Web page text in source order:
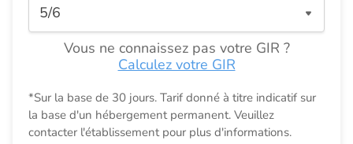
Vous ne connaissez pas votre GIR ?
Calculez votre GIR
*Sur la base de 30 jours. Tarif donné à titre indicatif sur
la base d'un hébergement permanent. Veuillez
contacter l'établissement pour plus d'informations.